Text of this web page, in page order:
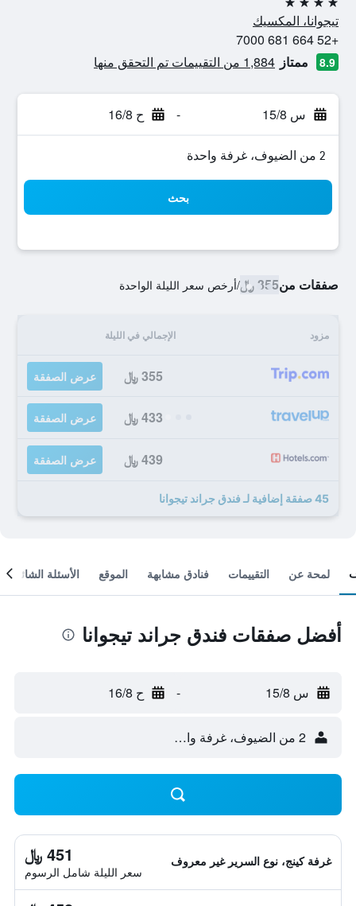
4 نجوم
تيجوانا، المكسيك
+52 664 681 7000
8.9 ممتاز 1,884 من التقييمات تم التحقق منها
س 15/8 - ح 16/8
2 من الضيوف، غرفة واحدة
بحث
صفقات من355 ﷼ /أرخص سعر الليلة الواحدة
مزود الإجمالي في الليلة
355 ﷼ عرض الصفقة
433 ﷼ عرض الصفقة
439 ﷼ عرض الصفقة
45 صفقة إضافية لـ فندق جراند تيجوانا
لمحة عن التقييمات فنادق مشابهة الموقع الأسئلة الشائعة
أفضل صفقات فندق جراند تيجوانا
س 15/8 - ح 16/8
2 من الضيوف، غرفة واحدة
غرفة كينج، نوع السرير غير معروف 451 ﷼
سعر الليلة شامل الرسوم